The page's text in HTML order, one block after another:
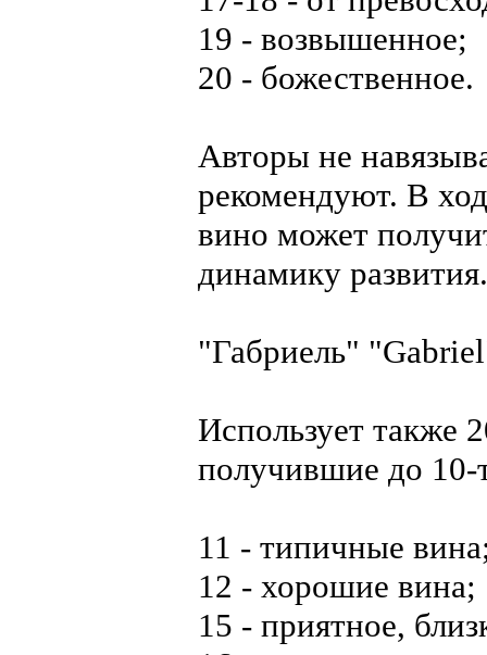
19 - возвышенное;
20 - божественное.
Авторы не
рекомендуют. В
вино может
динамику развития.
"Габриель"
Использует также
получившие до 10-
11 - типичные
12 - хорошие вина;
15 - приятное,